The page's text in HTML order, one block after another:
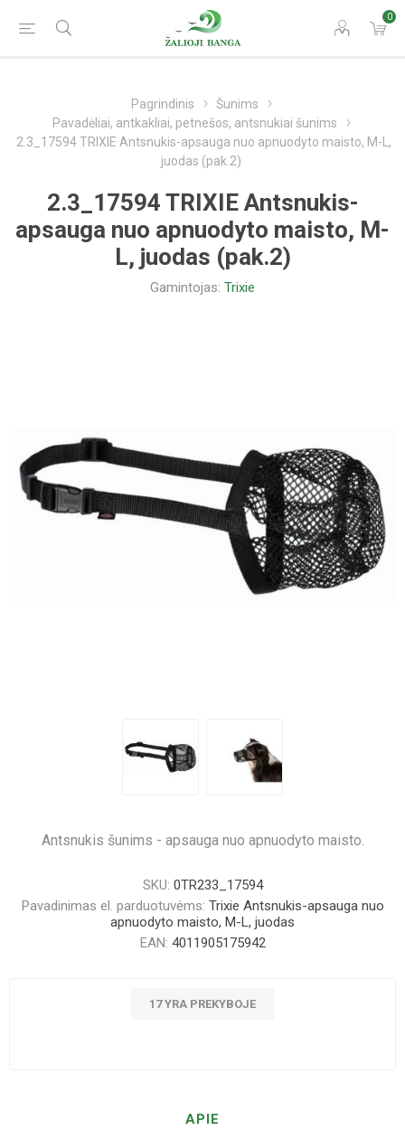
0
Pagrindinis
Šunims
Pavadėliai, antkakliai, petnešos, antsnukiai šunims
2.3_17594 TRIXIE Antsnukis-apsauga nuo apnuodyto maisto, M-L,
juodas (pak.2)
2.3_17594 TRIXIE Antsnukis-
apsauga nuo apnuodyto maisto, M-
L, juodas (pak.2)
Gamintojas: Trixie
Antsnukis šunims - apsauga nuo apnuodyto maisto.
SKU: 0TR233_17594
Pavadinimas el. parduotuvėms: Trixie Antsnukis-apsauga nuo
apnuodyto maisto, M-L, juodas
EAN: 4011905175942
17 YRA PREKYBOJE
APIE